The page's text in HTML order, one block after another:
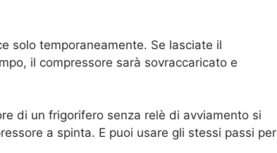
solo temporaneamente. Se lasciate il
il compressore sarà sovraccaricato e
di un frigorifero senza relè di avviamento si
a spinta. E puoi usare gli stessi passi per